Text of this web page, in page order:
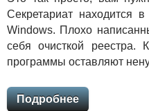
Секретариат находится
Windows. Плохо
себя очисткой реестра.
программы оставляют
Подробнее